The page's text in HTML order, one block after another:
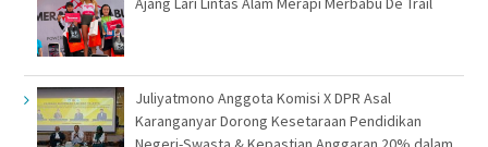
Juliyatmono Anggota Komisi X DPR Asal
Karanganyar Dorong Kesetaraan Pendidikan